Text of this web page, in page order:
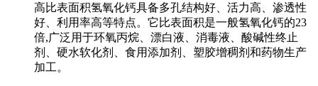
高比表面积氢氧化钙具备多孔结构好、活力高、渗透性
好、利用率高等特点。它比表面积是一般氢氧化钙的23
倍,广泛用于环氧丙烷、漂白液、消毒液、酸碱性终止
剂、硬水软化剂、食用添加剂、塑胶增稠剂和药物生产
加工。